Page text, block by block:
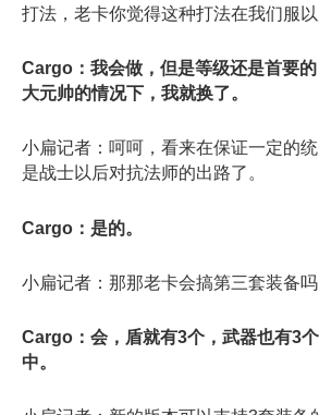
打法，老卡你觉得这种打法在我们服
Cargo：我会做，但是等级还是首要的
大元帅的情况下，我就换了。
小扁记者：呵呵，看来在保证一定的
是战士以后对抗法师的出路了。
Cargo：是的。
小扁记者：那那老卡会搞第三套装备吗
Cargo：会，盾就有3个，武器也有3
中。